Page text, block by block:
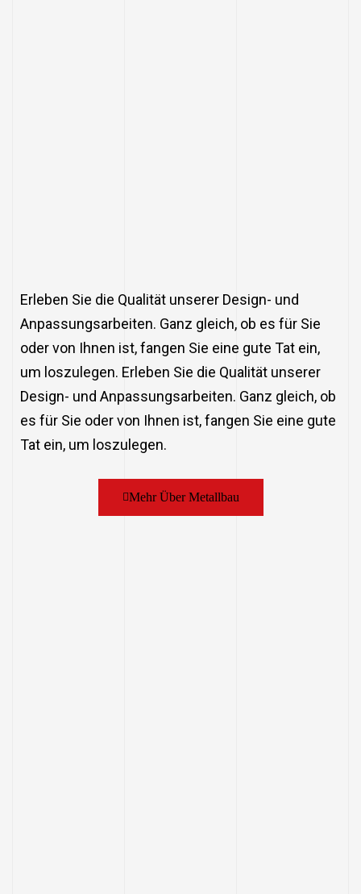
Erleben Sie die Qualität unserer Design- und
Anpassungsarbeiten. Ganz gleich, ob es für Sie
oder von Ihnen ist, fangen Sie eine gute Tat ein,
um loszulegen. Erleben Sie die Qualität unserer
Design- und Anpassungsarbeiten. Ganz gleich, ob
es für Sie oder von Ihnen ist, fangen Sie eine gute
Tat ein, um loszulegen.
Mehr Über Metallbau